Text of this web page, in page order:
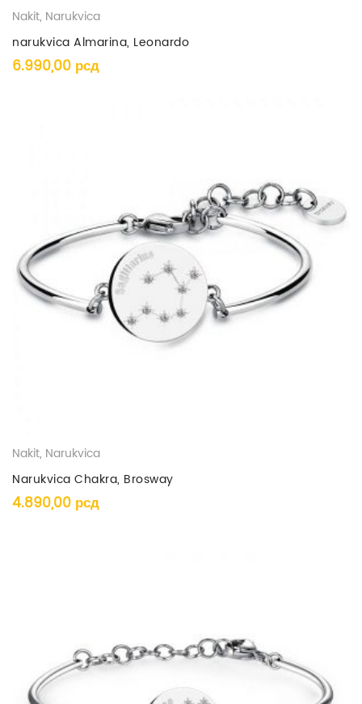
Nakit, Narukvica
narukvica Almarina, Leonardo
6.990,00 рсд
Nakit, Narukvica
Narukvica Chakra, Brosway
4.890,00 рсд